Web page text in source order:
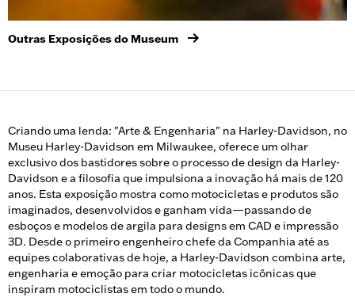
Outras Exposições do Museum
Criando uma lenda: "Arte & Engenharia" na Harley-Davidson, no
Museu Harley-Davidson em Milwaukee, oferece um olhar
exclusivo dos bastidores sobre o processo de design da Harley-
Davidson e a filosofia que impulsiona a inovação há mais de 120
anos. Esta exposição mostra como motocicletas e produtos são
imaginados, desenvolvidos e ganham vida—passando de
esboços e modelos de argila para designs em CAD e impressão
3D. Desde o primeiro engenheiro chefe da Companhia até as
equipes colaborativas de hoje, a Harley-Davidson combina arte,
engenharia e emoção para criar motocicletas icônicas que
inspiram motociclistas em todo o mundo.